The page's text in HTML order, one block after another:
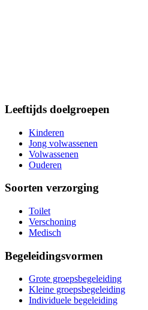
Leeftijds doelgroepen
Kinderen
Jong volwassenen
Volwassenen
Ouderen
Soorten verzorging
Toilet
Verschoning
Medisch
Begeleidingsvormen
Grote groepsbegeleiding
Kleine groepsbegeleiding
Individuele begeleiding